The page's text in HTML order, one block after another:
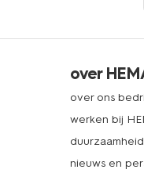
over
over ons
werken bij
duurzaamheid
nieuws en